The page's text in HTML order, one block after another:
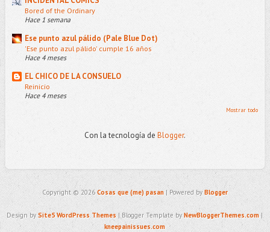
Bored of the Ordinary
Hace 1 semana
Ese punto azul pálido (Pale Blue Dot)
'Ese punto azul pálido' cumple 16 años
Hace 4 meses
EL CHICO DE LA CONSUELO
Reinicio
Hace 4 meses
Mostrar todo
Con la tecnología de Blogger.
Copyright © 2026 Cosas que (me) pasan| Powered byBlogger
Design bySite5 WordPress Themes | Blogger Template byNewBloggerThemes.com |
kneepainissues.com